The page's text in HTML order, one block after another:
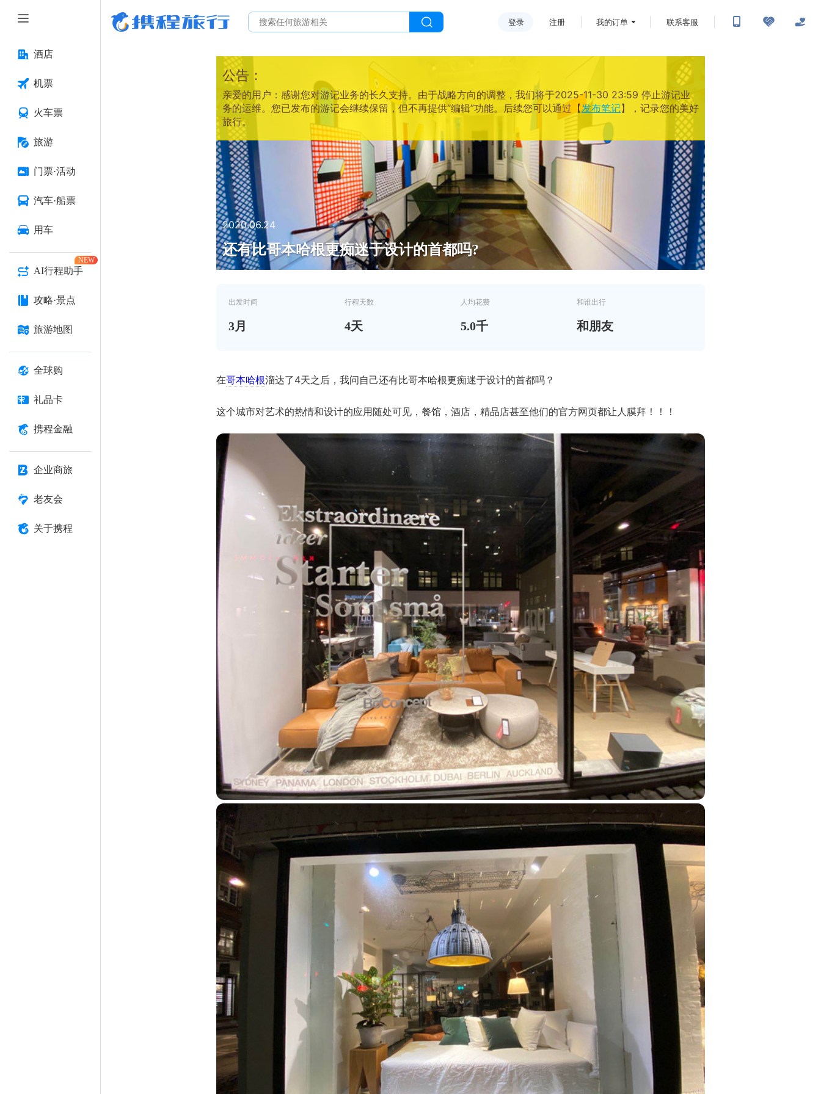
酒店
机票
火车票
旅游
门票·活动
汽车·船票
用车
AI行程助手
NEW
攻略·景点
旅游地图
全球购
礼品卡
携程金融
企业商旅
老友会
关于携程
登录 注册 我的订单 联系客服
公告：
亲爱的用户：感谢您对游记业务的长久支持。由于战略方向的调整，我们将于2025-11-30 23:59 停止游记业
务的运维。您已发布的游记会继续保留，但不再提供“编辑”功能。后续您可以通过【发布笔记】，记录您的美好
旅行。
2020.06.24
还有比哥本哈根更痴迷于设计的首都吗?
出发时间
3月
行程天数
4天
人均花费
5.0千
和谁出行
和朋友
在哥本哈根溜达了4天之后，我问自己还有比哥本哈根更痴迷于设计的首都吗？
这个城市对艺术的热情和设计的应用随处可见，餐馆，酒店，精品店甚至他们的官方网页都让人膜拜！！！